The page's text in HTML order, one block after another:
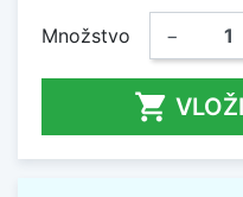
Množstvo −
